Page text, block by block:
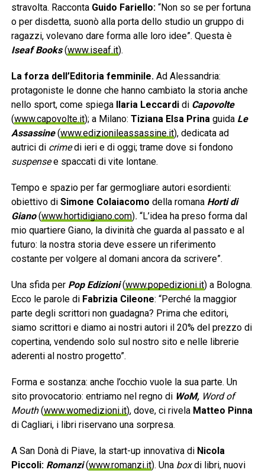
stravolta. Racconta Guido Fariello:“Non so se per fortuna
o per disdetta, suonò alla porta dello studio un gruppo di
ragazzi, volevano dare forma alle loro idee”. Questa è
Iseaf Books(www.iseaf.it).
La forza dell’Editoria femminile. Ad Alessandria:
protagoniste le donne che hanno cambiato la storia anche
nello sport, come spiega
Ilaria Leccardidi Capovolte
(www.capovolte.it); a Milano: Tiziana Elsa Prinaguida Le
Assassine (www.edizionileassassine.it), dedicata ad
autrici di crimedi ieri e di oggi; trame dove si fondono
suspensee spaccati di vite lontane.
Tempo e spazio per far germogliare autori esordienti:
obiettivo di Simone Colaiacomo della romana Horti di
Giano(www.hortidigiano.com). “L’idea ha preso forma dal
mio quartiere Giano, la divinità che guarda al passato e al
futuro: la nostra storia deve essere un riferimento
costante per volgere al domani ancora da scrivere”.
Una sfida per Pop Edizioni(www.popedizioni.it) a Bologna.
Ecco le parole di Fabrizia Cileone: “Perché la maggior
parte degli scrittori non guadagna? Prima che editori,
siamo scrittori e diamo ai nostri autori il 20% del prezzo di
copertina, vendendo solo sul nostro sito e nelle librerie
aderenti al nostro progetto”.
Forma e sostanza: anche l’occhio vuole la sua parte. Un
sito provocatorio: entriamo nel regno diWoM,Word of
Mouth(www.womedizioni.it), dove, ci rivela Matteo Pinna
di Cagliari, i libri riservano una sorpresa.
A San Donà di Piave, la start-up innovativa diNicola
Piccoli: Romanzi(www.romanzi.it). Una boxdi libri, nuovi